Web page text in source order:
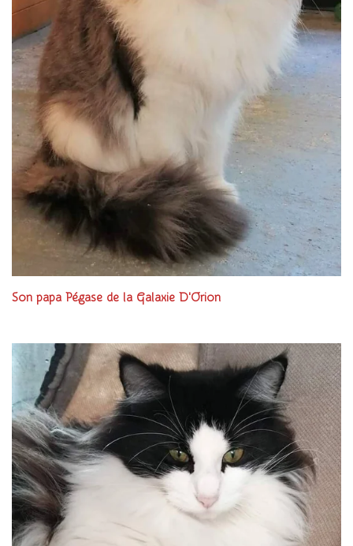
Son papa Pégase de la Galaxie D'Orion